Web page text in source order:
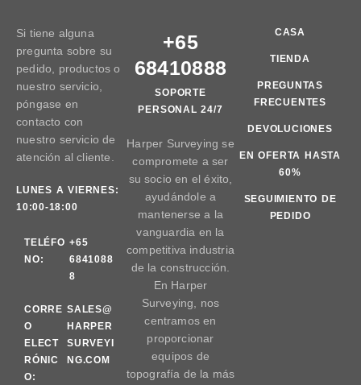
Si tiene alguna
pregunta sobre su
pedido, productos o
nuestro servicio,
póngase en
contacto con
nuestro servicio de
atención al cliente.
LUNES A VIERNES:
10:00-18:00
TELÉFO
NO:
+65
6841088
8
CORRE
O
ELECT
RÓNIC
O:
SALES@
HARPER
SURVEYI
NG.COM
+65
68410888
SOPORTE
PERSONAL 24/7
Harper Surveying se
compromete a ser
su socio en el éxito,
ayudándole a
mantenerse a la
vanguardia en la
competitiva industria
de la construcción.
En Harper
Surveying, nos
centramos en
proporcionar
equipos de
topografía de la más
CASA
TIENDA
PREGUNTAS
FRECUENTES
DEVOLUCIONES
EN OFERTA HASTA
60%
SEGUIMIENTO DE
PEDIDO